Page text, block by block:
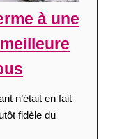
à une
n’était en fait
fidèle du